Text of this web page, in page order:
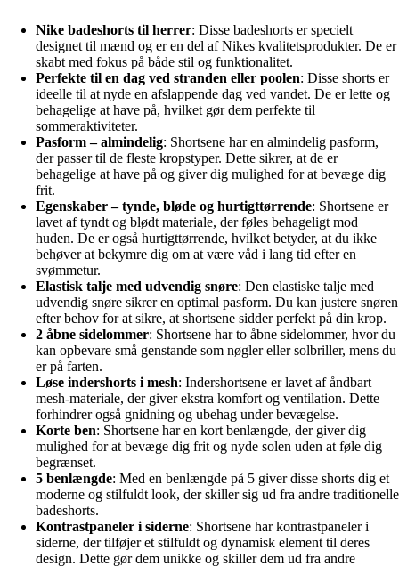
Nike badeshorts til herrer: Disse badeshorts er specielt
designet til mænd og er en del af Nikes kvalitetsprodukter. De er
skabt med fokus på både stil og funktionalitet.
Perfekte til en dag ved stranden eller poolen: Disse shorts er
ideelle til at nyde en afslappende dag ved vandet. De er lette og
behagelige at have på, hvilket gør dem perfekte til
sommeraktiviteter.
Pasform – almindelig: Shortsene har en almindelig pasform,
der passer til de fleste kropstyper. Dette sikrer, at de er
behagelige at have på og giver dig mulighed for at bevæge dig
frit.
Egenskaber – tynde, bløde og hurtigttørrende: Shortsene er
lavet af tyndt og blødt materiale, der føles behageligt mod
huden. De er også hurtigttørrende, hvilket betyder, at du ikke
behøver at bekymre dig om at være våd i lang tid efter en
svømmetur.
Elastisk talje med udvendig snøre: Den elastiske talje med
udvendig snøre sikrer en optimal pasform. Du kan justere snøren
efter behov for at sikre, at shortsene sidder perfekt på din krop.
2 åbne sidelommer: Shortsene har to åbne sidelommer, hvor du
kan opbevare små genstande som nøgler eller solbriller, mens du
er på farten.
Løse indershorts i mesh: Indershortsene er lavet af åndbart
mesh-materiale, der giver ekstra komfort og ventilation. Dette
forhindrer også gnidning og ubehag under bevægelse.
Korte ben: Shortsene har en kort benlængde, der giver dig
mulighed for at bevæge dig frit og nyde solen uden at føle dig
begrænset.
5 benlængde: Med en benlængde på 5 giver disse shorts dig et
moderne og stilfuldt look, der skiller sig ud fra andre traditionelle
badeshorts.
Kontrastpaneler i siderne: Shortsene har kontrastpaneler i
siderne, der tilføjer et stilfuldt og dynamisk element til deres
design. Dette gør dem unikke og skiller dem ud fra andre